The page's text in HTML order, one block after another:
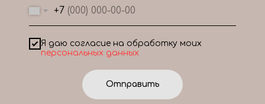
+7
Я даю согласие на обработку моих
персональных данных
Отправить